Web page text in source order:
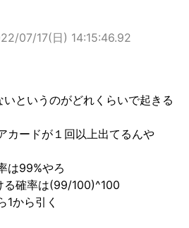
07/17(日) 14:15:46.92
というのがどれくらいで起きる
カードが１回以上出てるんや
は99%やろ
る確率は(99/100)^100
1から引く